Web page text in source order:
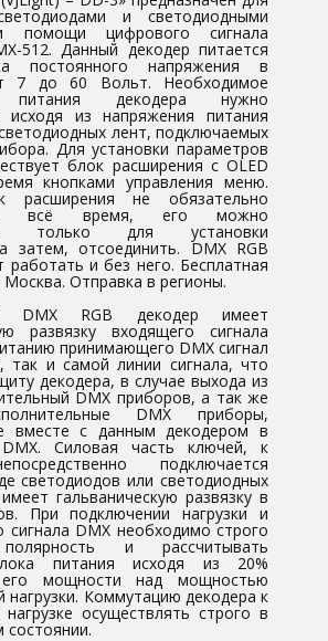
и светодиодными
помощи цифрового сигнала
512. Данный декодер питается
постоянного напряжения в
7 до 60 Вольт. Необходимое
питания декодера нужно
исходя из напряжения питания
лент, подключаемых
Для установки параметров
блок расширения с OLED
кнопками управления меню.
расширения не обязательно
всё время, его можно
только для установки
затем, отсоединить. DMX RGB
работать и без него. Бесплатная
Москва. Отправка в регионы.
RGB декодер имеет
развязку входящего сигнала
принимающего DMX сигнал
так и самой линии сигнала, что
декодера, в случае выхода из
DMX приборов, а так же
DMX приборы,
вместе с данным декодером в
Силовая часть ключей, к
подключается
светодиодов или светодиодных
гальваническую развязку в
При подключении нагрузки и
сигнала DMX необходимо строго
и рассчитывать
питания исходя из 20%
мощности над мощностью
нагрузки. Коммутацию декодера к
осуществлять строго в